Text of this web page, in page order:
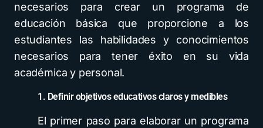
necesarios para crear un programa de
educación básica que proporcione a los
estudiantes las habilidades y conocimientos
necesarios para tener éxito en su vida
académica y personal.
1. Definir objetivos educativos claros y medibles
El primer paso para elaborar un programa